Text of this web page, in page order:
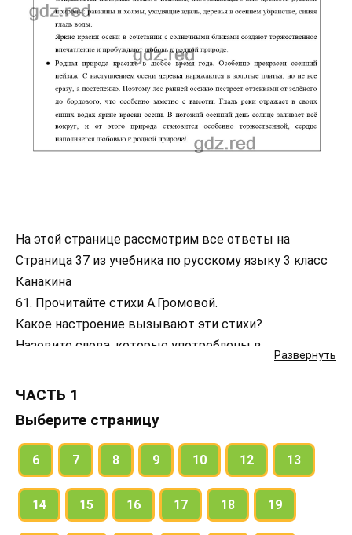
Развернуть
На этой странице рассмотрим все ответы на
Страница 37 из учебника по русскому языку 3 класс
Канакина
61. Прочитайте стихи А.Громовой.
Какое настроение вызывают эти стихи?
Назовите слова, которые употреблены в
Спишите. Подчеркните основу каждого
словосочетания.
62. Прочитайте.
Какие пары слов составляют предложения, а какие
— словосочетания? Найдите в словосочетаниях
главное и зависимое слова. Поставьте вопрос к
ЧАСТЬ 1
Выберите страницу
6 7 8 9 10 12 13
14 15 16 17 18 19